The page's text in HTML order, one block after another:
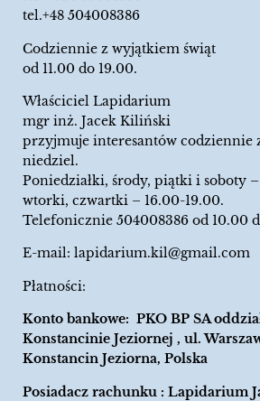
tel.+48 504008386
Codziennie z wyjątkiem świąt
od 11.00 do 19.00.
Właściciel Lapidarium
mgr inż. Jacek Kiliński
przyjmuje interesantów codziennie
niedziel.
Poniedziałki, środy, piątki i soboty –
wtorki, czwartki – 16.00-19.00.
Telefonicznie 504008386 od 10.00
E-mail: lapidarium.kil@gmail.com
Płatności:
Konto bankowe: PKO BP SA
Konstancinie Jeziornej , ul.
Konstancin Jeziorna, Polska
Posiadacz rachunku : Lapidarium